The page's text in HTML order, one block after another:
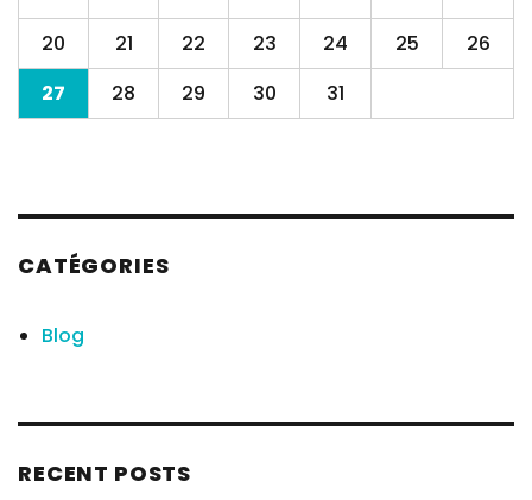
20
21 22 23 24 25
26
27
28 29 30 31
CATÉGORIES
Blog
RECENT POSTS